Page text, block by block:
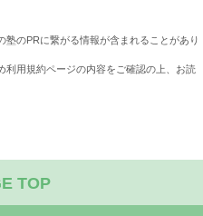
塾のPRに繋がる情報が含まれることがあり
利用規約ページの内容をご確認の上、お読
TOP